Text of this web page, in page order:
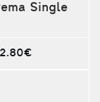
Single
2.80€